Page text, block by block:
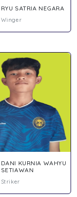
RYU SATRIA NEGARA
Winger
DANI KURNIA WAHYU
SETIAWAN
Striker